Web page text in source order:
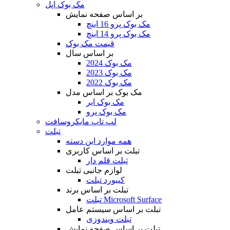
مک بوک اپل
بر اساس صفحه نمایش
مک بوک پرو 16 اینچ
مک بوک پرو 14 اینچ
قیمت مک بوک
بر اساس سال
مک بوک 2024
مک بوک 2023
مک بوک 2022
مک بوک بر اساس مدل
مک بوک ایر
مک بوک پرو
لپ تاپ مایکروسافت
تبلت
همه موارد این دسته
تبلت بر اساس کاربری
تبلت قلم دار
لوازم جانبی تبلت
کیبورد تبلت
تبلت بر اساس برند
تبلت Microsoft Surface
تبلت بر اساس سیستم عامل
تبلت ویندوزی